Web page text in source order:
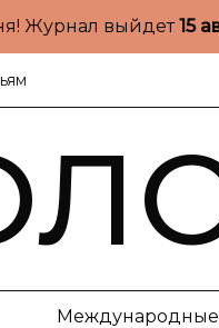
Журнал выйдет15